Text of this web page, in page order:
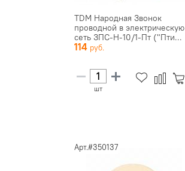
TDM Народная Звонок
проводной в электрическую
сеть ЗПС-Н-10/1-Пт ("Пти...
114
шт
Арт.#350137